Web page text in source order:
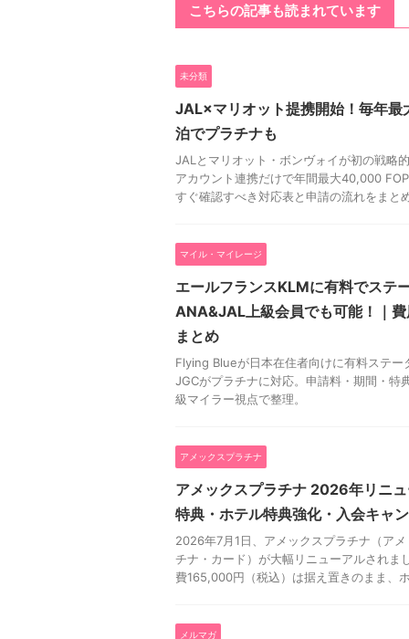
こちらの記事も読まれています
未分類
JAL×マリオット提携開始！毎年
泊でプラチナも
JALとマリオット・ボンヴォイが初の戦略
アカウント連携だけで年間最大40,000
すぐ確認すべき対応表と申請の流れをまと
マイル・マイレージ
エールフランスKLMに有料でステ
ANA&JAL上級会員でも可能！｜
まとめ
Flying Blueが日本在住者向けに有料ステー
JGCがプラチナに対応。申請料・期間・特
級マイラー視点で整理。
アメックスプラチナ
アメックスプラチナ 2026年リニ
特典・ホテル特典強化・入会キャ
2026年7月1日、アメックスプラチナ（ア
チナ・カード）が大幅リニューアルされま
費165,000円（税込）は据え置きのまま、
メルマガ